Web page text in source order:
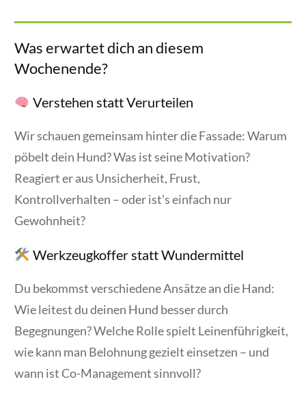
Was erwartet dich an diesem
Wochenende?
Verstehen statt Verurteilen
Wir schauen gemeinsam hinter die Fassade: Warum
pöbelt dein Hund? Was ist seine Motivation?
Reagiert er aus Unsicherheit, Frust,
Kontrollverhalten – oder ist’s einfach nur
Gewohnheit?
Werkzeugkoffer statt Wundermittel
Du bekommst verschiedene Ansätze an die Hand:
Wie leitest du deinen Hund besser durch
Begegnungen? Welche Rolle spielt Leinenführigkeit,
wie kann man Belohnung gezielt einsetzen – und
wann ist Co-Management sinnvoll?